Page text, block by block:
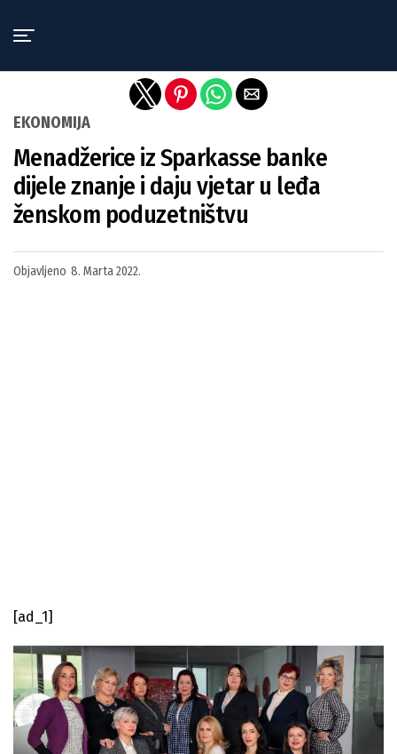
EKONOMIJA
Menadžerice iz Sparkasse banke
dijele znanje i daju vjetar u leđa
ženskom poduzetništvu
Objavljeno 8. Marta 2022.
[ad_1]